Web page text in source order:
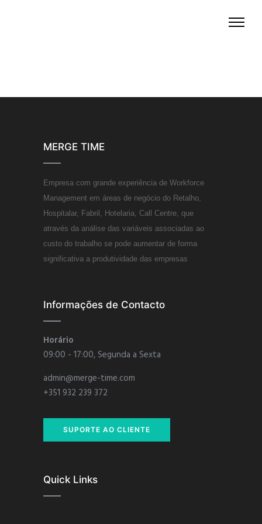
MERGE TIME
Empresa com grande experiência de Workforce
Management em áreas de negócio do Retalho,
Hospitalar, Fabril, Hotelaria, Call Centre, que
através da análise das variáveis associadas ao
custo do trabalho se pode aumentar de forma
significativa a produtividade das empresas
Informações de Contacto
Horário
09:00 - 17:00, Segunda a Sexta
admin@merge-time.com
+351 932 239 372
SUPORTE AO CLIENTE
Quick Links